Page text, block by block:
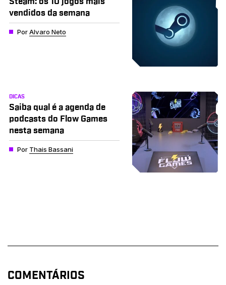
vendidos da semana
PorAlvaro Neto
DICAS
Saiba qual é a agenda de
podcasts do Flow Games
nesta semana
Por Thais Bassani
COMENTÁRIOS